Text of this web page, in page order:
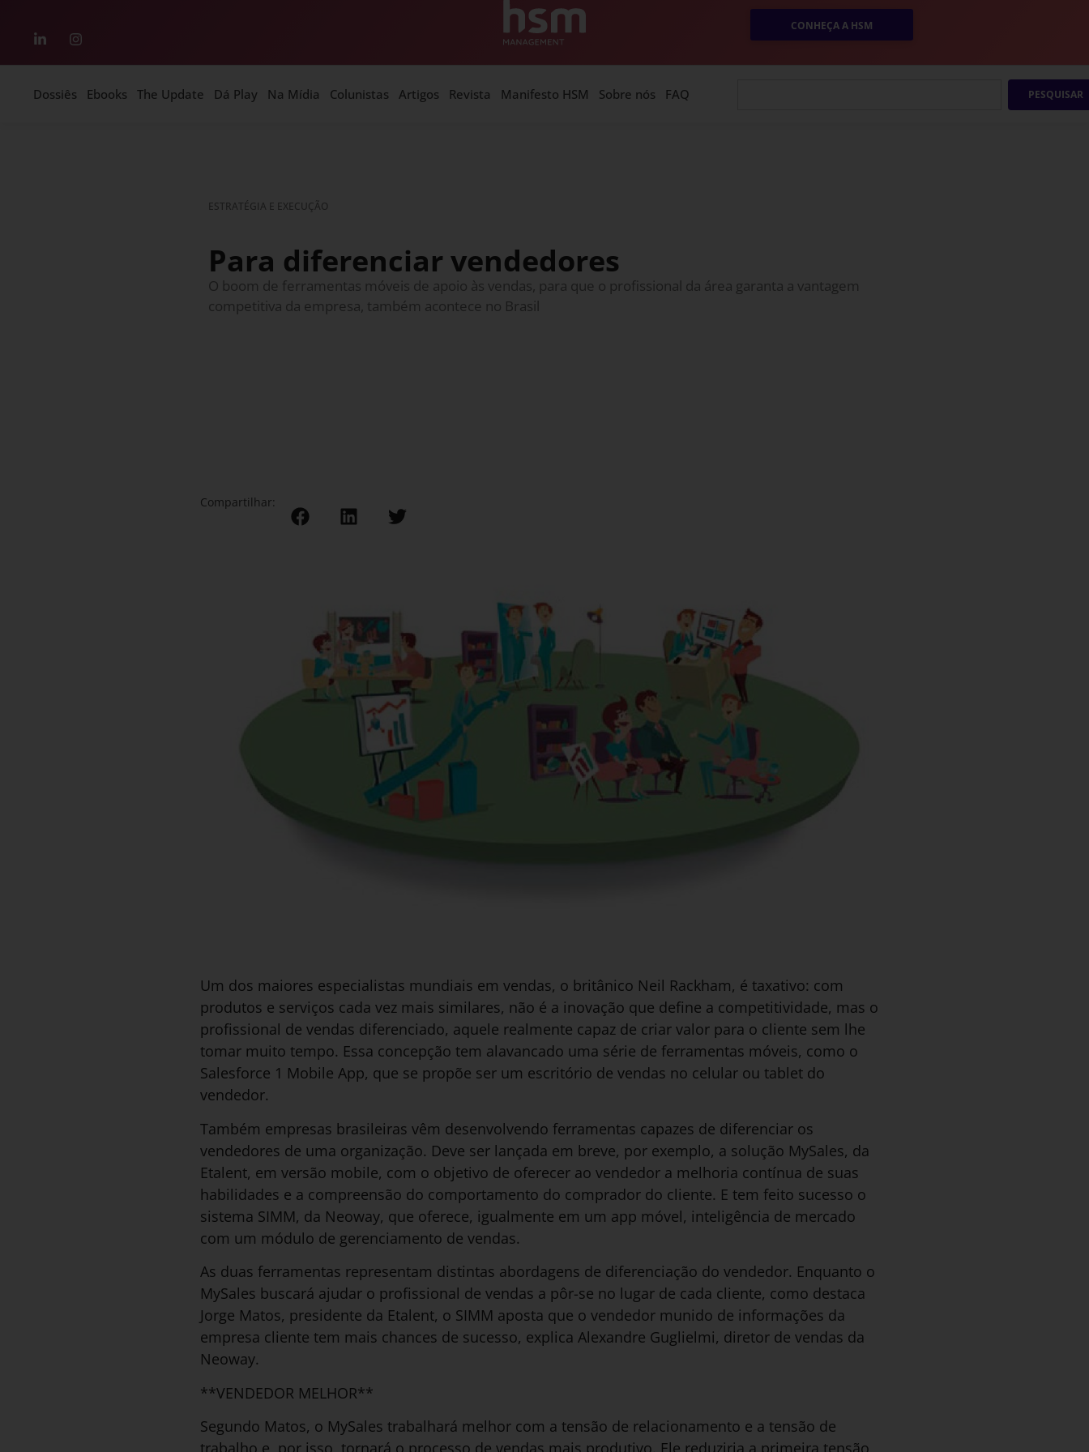
CONHEÇA A HSM
Dossiês Ebooks The Update Dá Play Na Mídia Colunistas Artigos Revista Manifesto HSM Sobre nós FAQ PESQUISAR
ESTRATÉGIA E EXECUÇÃO
Para diferenciar vendedores
O boom de ferramentas móveis de apoio às vendas, para que o profissional da área garanta a vantagem
competitiva da empresa, também acontece no Brasil
Compartilhar:
Um dos maiores especialistas mundiais em vendas, o britânico Neil Rackham, é taxativo: com
produtos e serviços cada vez mais similares, não é a inovação que define a competitividade, mas o
profissional de vendas diferenciado, aquele realmente capaz de criar valor para o cliente sem lhe
tomar muito tempo. Essa concepção tem alavancado uma série de ferramentas móveis, como o
Salesforce 1 Mobile App, que se propõe ser um escritório de vendas no celular ou tablet do
vendedor.
Também empresas brasileiras vêm desenvolvendo ferramentas capazes de diferenciar os
vendedores de uma organização. Deve ser lançada em breve, por exemplo, a solução MySales, da
Etalent, em versão mobile, com o objetivo de oferecer ao vendedor a melhoria contínua de suas
habilidades e a compreensão do comportamento do comprador do cliente. E tem feito sucesso o
sistema SIMM, da Neoway, que oferece, igualmente em um app móvel, inteligência de mercado
com um módulo de gerenciamento de vendas.
As duas ferramentas representam distintas abordagens de diferenciação do vendedor. Enquanto o
MySales buscará ajudar o profissional de vendas a pôr-se no lugar de cada cliente, como destaca
Jorge Matos, presidente da Etalent, o SIMM aposta que o vendedor munido de informações da
empresa cliente tem mais chances de sucesso, explica Alexandre Guglielmi, diretor de vendas da
Neoway.
**VENDEDOR MELHOR**
Segundo Matos, o MySales trabalhará melhor com a tensão de relacionamento e a tensão de
trabalho e, por isso, tornará o processo de vendas mais produtivo. Ele reduziria a primeira tensão,